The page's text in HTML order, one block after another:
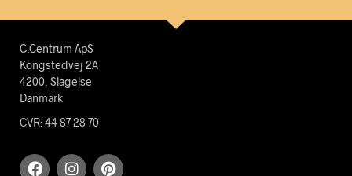
C.Centrum ApS
Kongstedvej 2A
4200, Slagelse
Danmark
CVR: 44 87 28 70